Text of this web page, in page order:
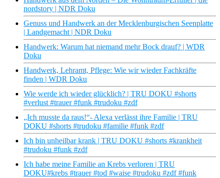
nordstory | NDR Doku
Genuss und Handwerk an der Mecklenburgischen Seenplatte
| Landgemacht | NDR Doku
Handwerk: Warum hat niemand mehr Bock drauf? | WDR
Doku
Handwerk, Lehramt, Pflege: Wie wir wieder Fachkräfte
finden | WDR Doku
Wie werde ich wieder glücklich? | TRU DOKU #shorts
#verlust #trauer #funk #trudoku #zdf
„Ich musste da raus!“- Alexa verlässt ihre Familie | TRU
DOKU #shorts #trudoku #familie #funk #zdf
Ich bin unheilbar krank | TRU DOKU #shorts #krankheit
#trudoku #funk #zdf
Ich habe meine Familie an Krebs verloren | TRU
DOKU#krebs #trauer #tod #waise #trudoku #zdf #funk